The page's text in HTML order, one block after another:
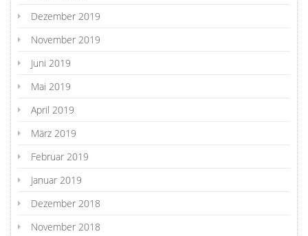
Dezember 2019
November 2019
Juni 2019
Mai 2019
April 2019
März 2019
Februar 2019
Januar 2019
Dezember 2018
November 2018